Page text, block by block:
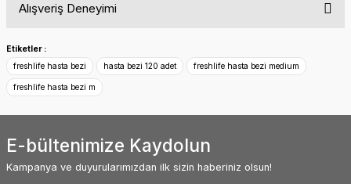
konularda yetersiz gördüğünüz noktaları öneri formunu kullanarak
Ürün resmi kalitesiz, bozuk veya görüntülenemiyor.
Ürün açıklamasında eksik bilgiler bulunuyor.
Ürün fiyatı diğer sitelerden daha pahalı.
Bu ürüne benzer farklı alternatifler olmalı.
Alışveriş Deneyimi
ve menü yapısı oldukça kullanışlı. Diğer
ürünler de oldukça ilginç ve kendine
baktırıyor. Başarılarınız sürekli olsun.
Deneyimini Paylaş
Etiketler :
freshlife hasta bezi
hasta bezi 120 adet freshlife hasta bezi medium
freshlife hasta bezi m
E-bültenimize Kaydolun
Kampanya ve duyurularımızdan ilk sizin haberiniz olsun!